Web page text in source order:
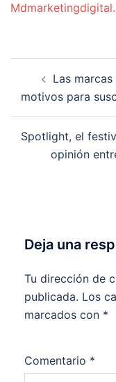
entradas
Las
motivos para
Spotlight, el
opinión
Deja una
Tu dirección de
publicada. Los
marcados con *
Comentario *